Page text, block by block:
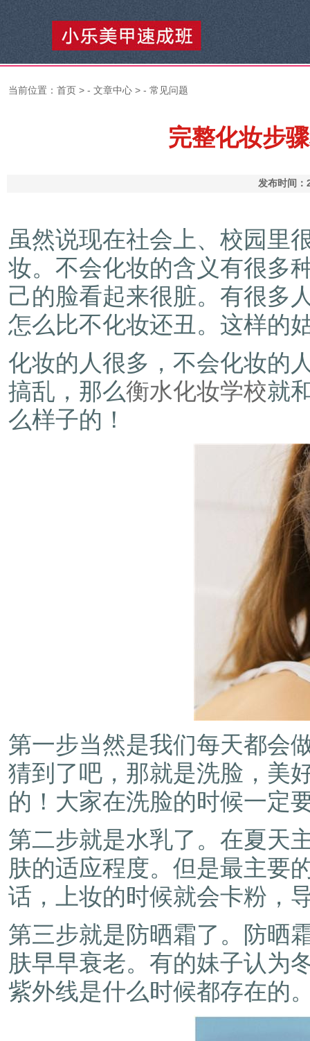
当前位置： 首页 > - 文章中心 > - 常见问题
完整化妆步
发布时间
虽然说现在社会上、校园里
妆。不会化妆的含义有很多
己的脸看起来很脏。有很多
怎么比不化妆还丑。这样的
化妆的人很多，不会化妆的
搞乱，那么衡水化妆学校就
么样子的！
第一步当然是我们每天都会
猜到了吧，那就是洗脸，美
的！大家在洗脸的时候一定
第二步就是水乳了。在夏天
肤的适应程度。但是最主要
话，上妆的时候就会卡粉，
第三步就是防晒霜了。防晒
肤早早衰老。有的妹子认为
紫外线是什么时候都存在的